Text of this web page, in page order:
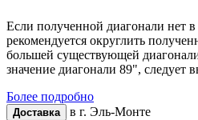
Если полученной диагонали нет
рекомендуется округлить
большей существующей
значение диагонали 89", следует
Более подробно
Доставка в г. Эль-Монте